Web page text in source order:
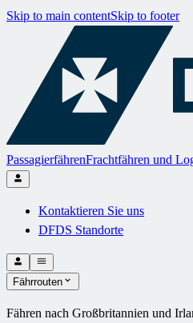
Skip to main contentSkip to footer
PassagierfährenFrachtfähren und
Kontaktieren Sie uns
DFDS Standorte
Fährrouten
Fähren nach Großbritannien und